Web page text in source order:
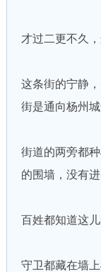
才过二更不久
这条街的宁静
街是通向杨州
街道的两旁都
的围墙，没有进
百姓都知道这
守卫都藏在墙